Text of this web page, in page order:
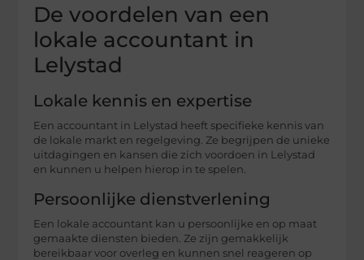
De voordelen van een
lokale accountant in
Lelystad
Lokale kennis en expertise
Een accountant in Lelystad heeft specifieke kennis van
de lokale markt en regelgeving. Ze begrijpen de unieke
uitdagingen en kansen die zich voordoen in Lelystad
en kunnen u helpen hierop in te spelen.
Persoonlijke dienstverlening
Een lokale accountant kan u persoonlijke en op maat
gemaakte diensten bieden. Ze zijn gemakkelijk
bereikbaar voor overleg en kunnen snel reageren op